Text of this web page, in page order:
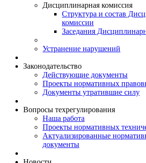
Дисциплинарная комиссия
Структура и состав
комиссии
Заседания
Устранение нарушений
Законодательство
Действующие документы
Проекты нормативных
Документы утратившие силу
Вопросы техрегулирования
Наша работа
Проекты нормативных
Актуализированные
документы